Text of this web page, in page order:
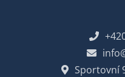
Sportovní